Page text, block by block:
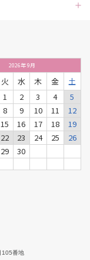
2026年9月
火 水 木 金
土
1
2 3 4
5
8 9 10 11
12
15 16 17 18
19
22 23 24 25
26
29 30
105番地